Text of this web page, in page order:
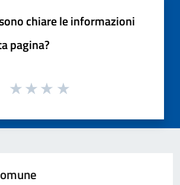
chiare le informazioni
pagina?